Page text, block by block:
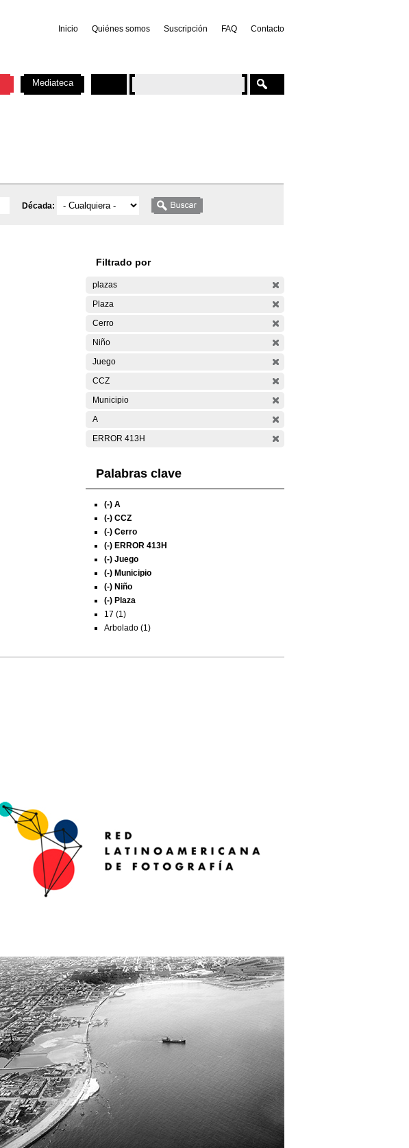
Inicio Quiénes somos Suscripción FAQ Contacto
Década:
Filtrado por
plazas
Plaza
Cerro
Niño
Juego
CCZ
Municipio
A
ERROR 413H
Palabras clave
(-) A
(-) CCZ
(-) Cerro
(-) ERROR 413H
(-) Juego
(-) Municipio
(-) Niño
(-) Plaza
17 (1)
Arbolado (1)
Mediateca